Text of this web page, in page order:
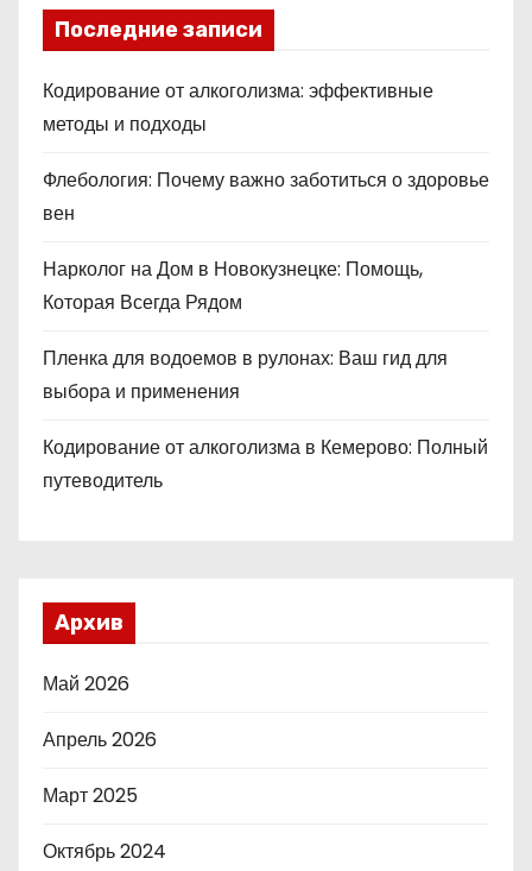
Последние записи
Кодирование от алкоголизма: эффективные
методы и подходы
Флебология: Почему важно заботиться о здоровье
вен
Нарколог на Дом в Новокузнецке: Помощь,
Которая Всегда Рядом
Пленка для водоемов в рулонах: Ваш гид для
выбора и применения
Кодирование от алкоголизма в Кемерово: Полный
путеводитель
Архив
Май 2026
Апрель 2026
Март 2025
Октябрь 2024